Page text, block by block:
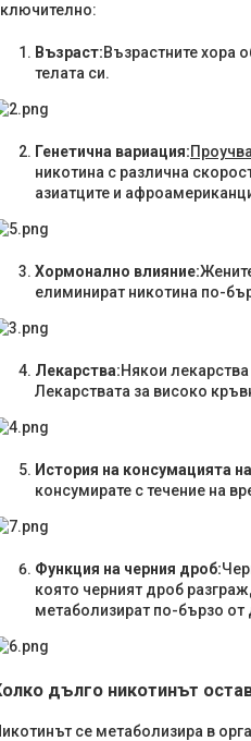
Възраст:Възрастните хора
телата си.
Генетична вариация:
никотина с различна
азиатците и
Хормонално влияние:
елиминират никотина по-
Лекарства:Някои
Лекарствата за високо
История на консумацията
консумирате с течение на
Функция на черния дроб:
която черният дроб
метаболизират по-бързо от
дълго никотинът
се метаболизира в